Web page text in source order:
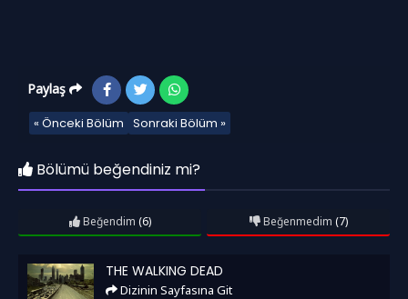
Paylaş
« Önceki Bölüm Sonraki Bölüm »
Bölümü beğendiniz mi?
Beğendim (6) Beğenmedim (7)
The Walking DeadTHE WALKING DEAD
Dizinin Sayfasına Git